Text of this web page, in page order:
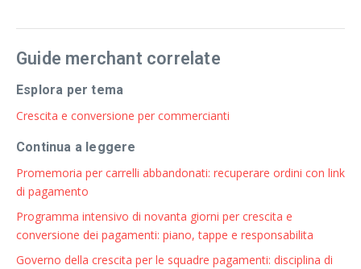
Guide merchant correlate
Esplora per tema
Crescita e conversione per commercianti
Continua a leggere
Promemoria per carrelli abbandonati: recuperare ordini con link
di pagamento
Programma intensivo di novanta giorni per crescita e
conversione dei pagamenti: piano, tappe e responsabilita
Governo della crescita per le squadre pagamenti: disciplina di